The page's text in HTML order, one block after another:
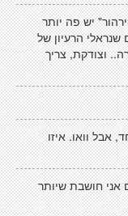
יש פה יותר
הרעיון של
וצודקת, צריך
אבל וואו. איזו
אני חושבת שיותר